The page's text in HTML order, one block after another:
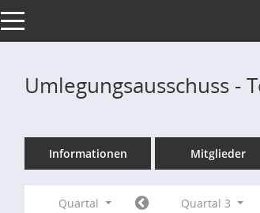
Toggle navigation
Umlegungsausschuss -
Informationen Mitglieder
Quartal Quartal 3